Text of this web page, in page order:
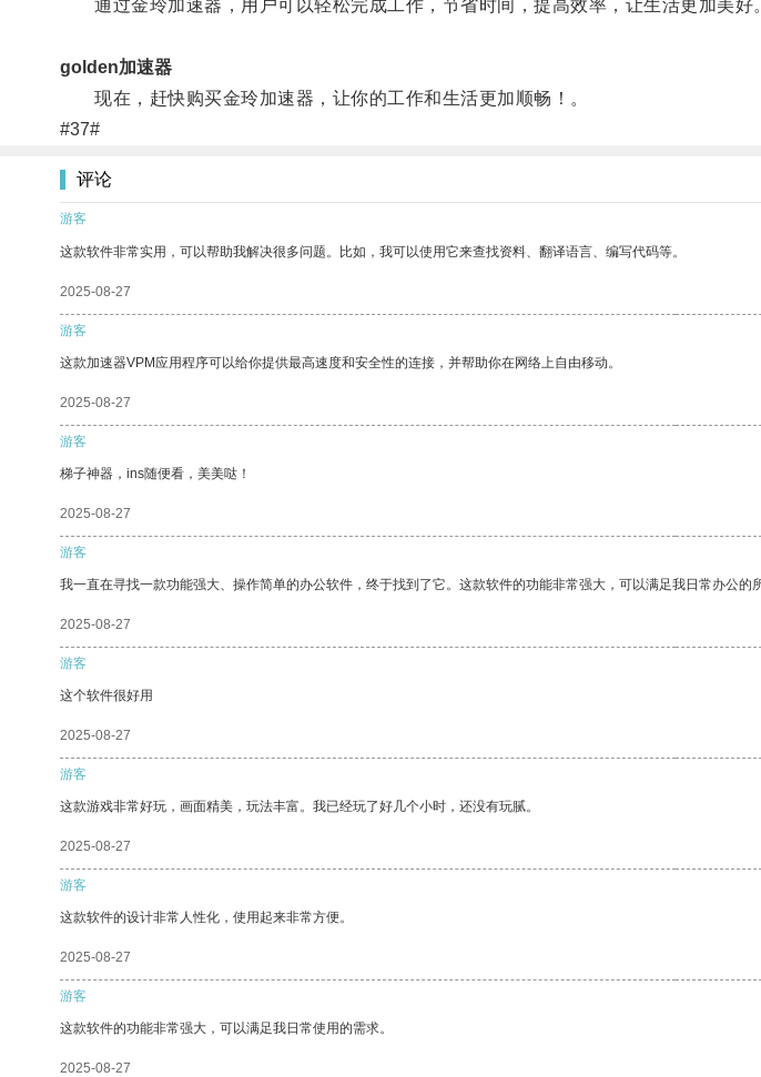
通过金玲加速器，用户可以轻松完成工作，节省时间，提高效率，让生活更加美好
golden加速器
现在，赶快购买金玲加速器，让你的工作和生活更加顺畅！。
#37#
评论
游客
这款软件非常实用，可以帮助我解决很多问题。比如，我可以使用它来查找资料、翻译语言、编写代码等。
2025-08-27
游客
这款加速器VPM应用程序可以给你提供最高速度和安全性的连接，并帮助你在网络上自由移动。
2025-08-27
游客
梯子神器，ins随便看，美美哒！
2025-08-27
游客
我一直在寻找一款功能强大、操作简单的办公软件，终于找到了它。这款软件的功能非常强大，可以满足我日常办公的
2025-08-27
游客
这个软件很好用
2025-08-27
游客
这款游戏非常好玩，画面精美，玩法丰富。我已经玩了好几个小时，还没有玩腻。
2025-08-27
游客
这款软件的设计非常人性化，使用起来非常方便。
2025-08-27
游客
这款软件的功能非常强大，可以满足我日常使用的需求。
2025-08-27